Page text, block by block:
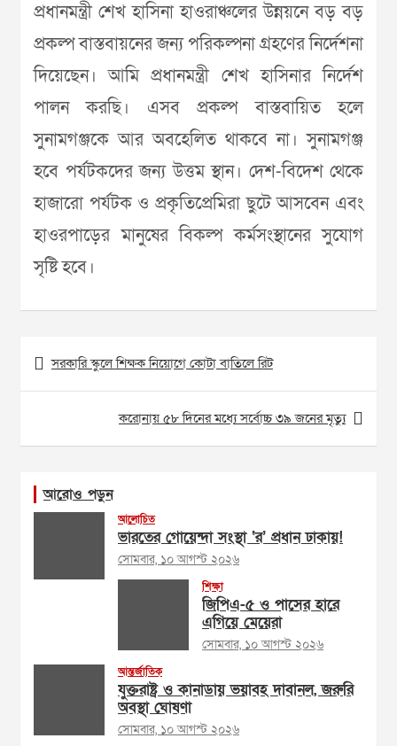
প্রধানমন্ত্রী শেখ হাসিনা হাওরাঞ্চলের উন্নয়নে বড় বড়
প্রকল্প বাস্তবায়নের জন্য পরিকল্পনা গ্রহণের নির্দেশনা
দিয়েছেন। আমি প্রধানমন্ত্রী শেখ হাসিনার নির্দেশ
পালন করছি। এসব প্রকল্প বাস্তবায়িত হলে
সুনামগঞ্জকে আর অবহেলিত থাকবে না। সুনামগঞ্জ
হবে পর্যটকদের জন্য উত্তম স্থান। দেশ-বিদেশ থেকে
হাজারো পর্যটক ও প্রকৃতিপ্রেমিরা ছুটে আসবেন এবং
হাওরপাড়ের মানুষের বিকল্প কর্মসংস্থানের সুযোগ
সৃষ্টি হবে।
Post
navigation
সরকারি স্কুলে শিক্ষক নিয়োগে কোটা বাতিলে রিট
করোনায় ৫৮ দিনের মধ্যে সর্বোচ্চ ৩৯ জনের মৃত্যু
আরোও পড়ুন
আলোচিত
ভারতের গোয়েন্দা সংস্থা ‘র’ প্রধান ঢাকায়!
সোমবার, ১০ আগস্ট ২০২৬
শিক্ষা
জিপিএ-৫ ও পাসের হারে
এগিয়ে মেয়েরা
সোমবার, ১০ আগস্ট ২০২৬
আন্তর্জাতিক
যুক্তরাষ্ট্র ও কানাডায় ভয়াবহ দাবানল, জরুরি
অবস্থা ঘোষণা
সোমবার, ১০ আগস্ট ২০২৬